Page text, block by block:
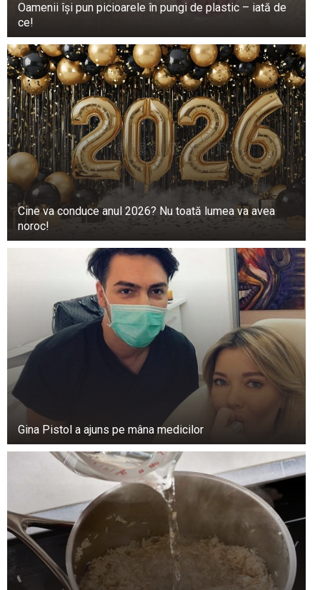
Oamenii își pun picioarele în pungi de plastic – iată de
ce!
Cine va conduce anul 2026? Nu toată lumea va avea
noroc!
Gina Pistol a ajuns pe mâna medicilor